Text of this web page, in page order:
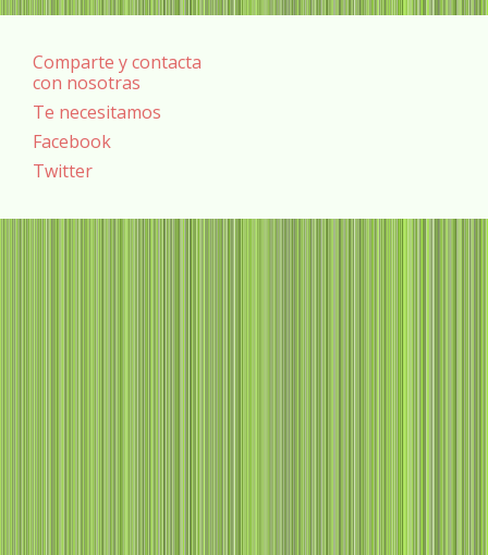
Comparte y contacta
con nosotras
Te necesitamos
Facebook
Twitter